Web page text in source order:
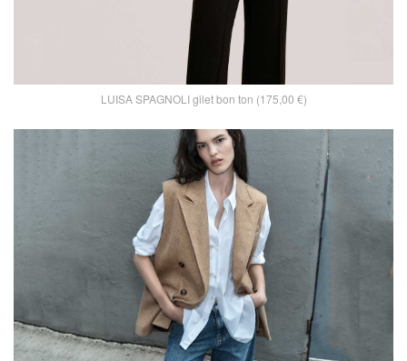
LUISA SPAGNOLI gilet bon ton (175,00 €)